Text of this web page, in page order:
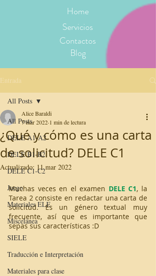
Home
Servicios
Contactos
Blog
Entrada
All Posts
DELE A1-A2
DELE B1-B2
DELE C1-C2
Juego
Materiales ELE
Miscelánea
SIELE
Traducción e Interpretación
Materiales para clase
All Posts
¿Qué y cómo es una carta
de solicitud? DELE C1
Alice Baraldi
7 mar 2022 1 min de lectura
Actualizado: 11 mar 2022
Muchas veces en el examen DELE C1, la
Tarea 2 consiste en redactar una carta de
solicitud. Es un género textual muy
frecuente, así que es importante que
sepas sus características :D